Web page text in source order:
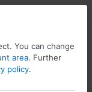
You can change
area. Further
policy.